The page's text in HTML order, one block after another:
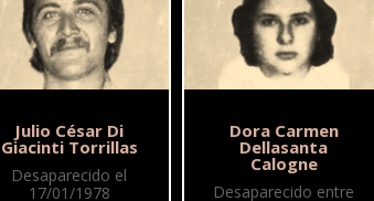
Julio César Di
Giacinti Torrillas
Desaparecido el
17/01/1978
Dora Carmen
Dellasanta
Calogne
Desaparecido entre